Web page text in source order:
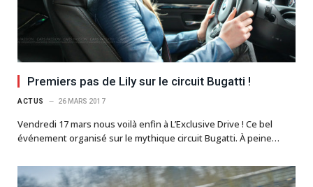
Premiers pas de Lily sur le circuit Bugatti !
ACTUS 26 MARS 2017
Vendredi 17 mars nous voilà enfin à L’Exclusive Drive ! Ce bel
événement organisé sur le mythique circuit Bugatti. À peine…